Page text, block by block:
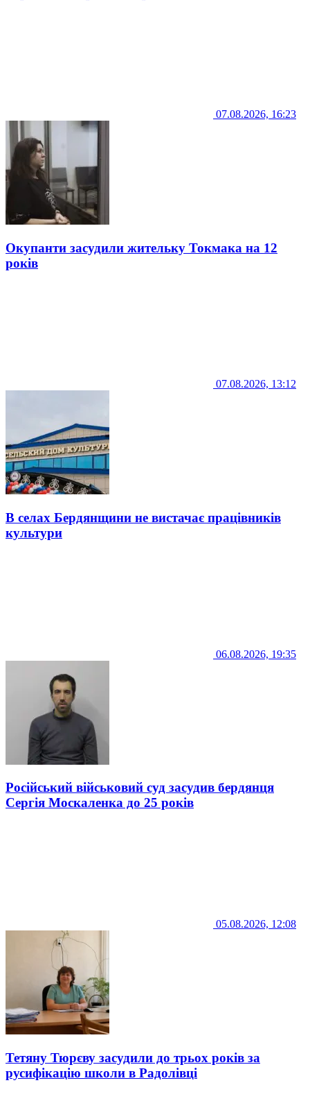
07.08.2026, 16:23
Окупанти засудили жительку Токмака на 12
років
07.08.2026, 13:12
В селах Бердянщини не вистачає працівників
культури
06.08.2026, 19:35
Російський військовий суд засудив бердянця
Сергія Москаленка до 25 років
05.08.2026, 12:08
Тетяну Тюрєву засудили до трьох років за
русифікацію школи в Радолівці